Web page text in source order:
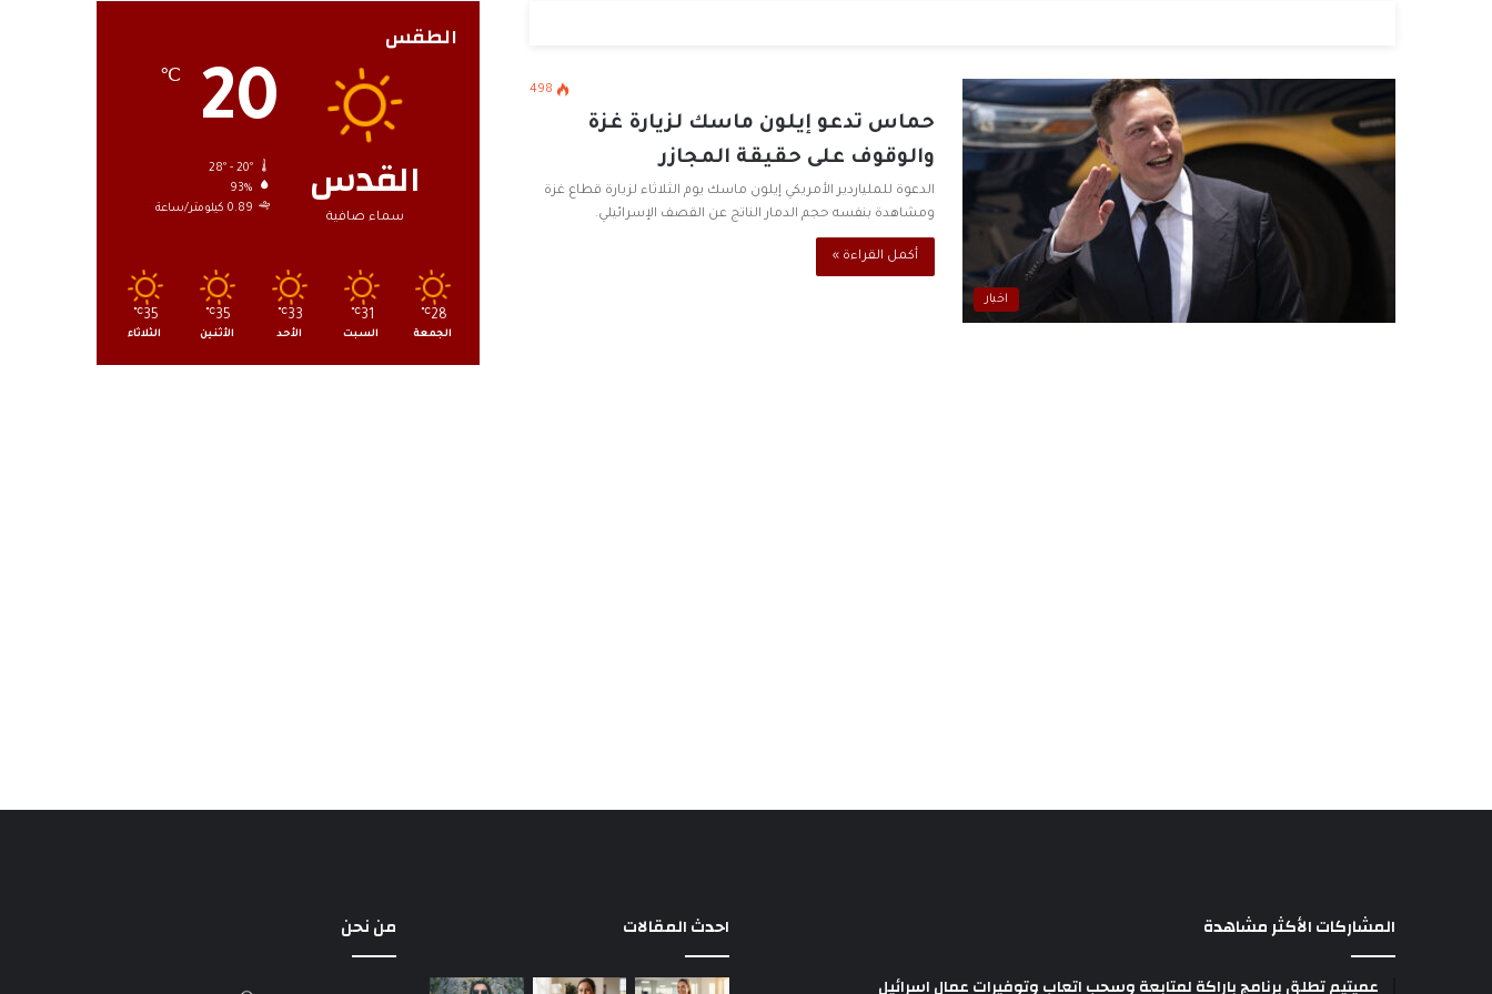
اخبار
498
حماس تدعو إيلون ماسك لزيارة غزة
والوقوف على حقيقة المجازر
الدعوة للملياردير الأمريكي إيلون ماسك يوم الثلاثاء لزيارة قطاع غزة
ومشاهدة بنفسه حجم الدمار الناتج عن القصف الإسرائيلي.
أكمل القراءة »
الطقس
القدس
سماء صافية
20
℃
28º - 20º
93%
0.89 كيلومتر/ساعة
28
℃
الجمعة
31
℃
السبت
33
℃
الأحد
35
℃
الأثنين
35
℃
الثلاثاء
المشاركات الأكثر مشاهدة
عميتيم تطلق برنامج باراكة لمتابعة وسحب اتعاب وتوفيرات عمال اسرائيل
احدث المقالات من نحن